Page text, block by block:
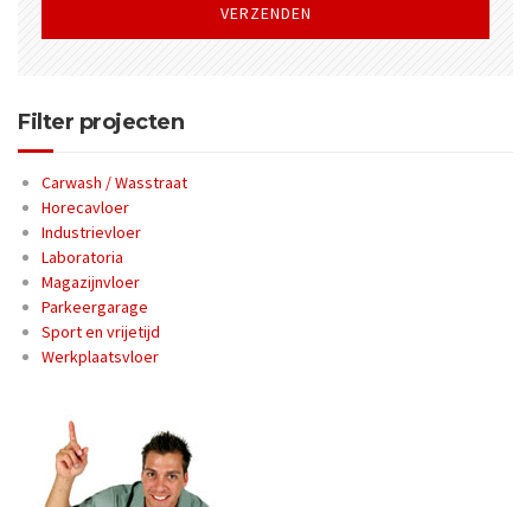
Filter projecten
Carwash / Wasstraat
Horecavloer
Industrievloer
Laboratoria
Magazijnvloer
Parkeergarage
Sport en vrijetijd
Werkplaatsvloer